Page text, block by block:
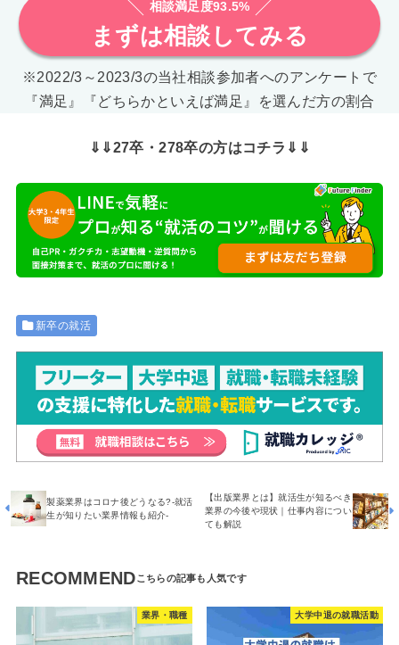
相談満足度93.5%
まずは相談してみる
※2022/3～2023/3の当社相談参加者へのアンケートで
『満足』『どちらかといえば満足』を選んだ方の割合
⇓⇓27卒・278卒の方はコチラ⇓⇓
新卒の就活
製薬業界はコロナ後どうなる?-就活
生が知りたい業界情報も紹介-
【出版業界とは】就活生が知るべき
業界の今後や現状｜仕事内容につい
ても解説
RECOMMEND
業界・職種 大学中退の就職活動